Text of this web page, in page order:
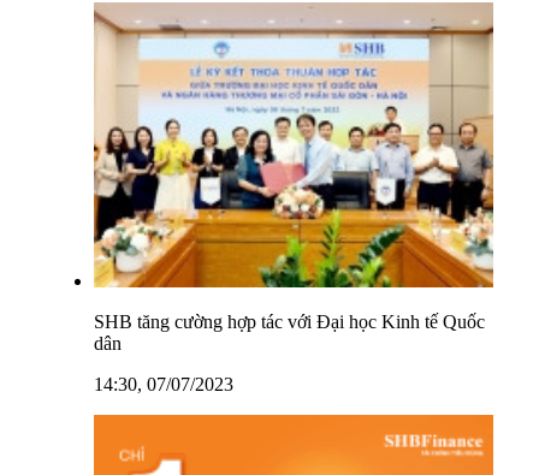
SHB tăng cường hợp tác với Đại học Kinh tế Quốc
dân
14:30, 07/07/2023